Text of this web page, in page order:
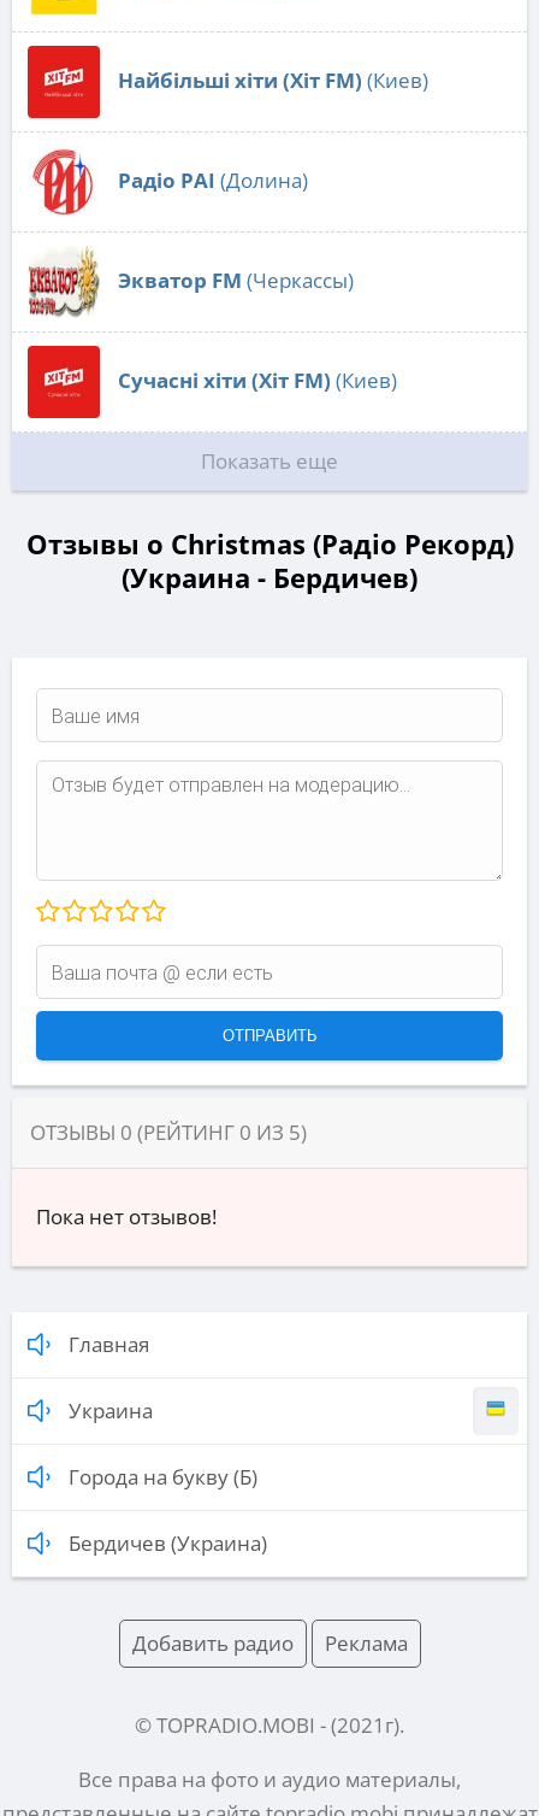
Найбільші хіти (Хіт FM) (Киев)
Радіо РАІ (Долина)
Экватор FM (Черкассы)
Сучасні хіти (Хіт FM) (Киев)
Показать еще
Отзывы о Christmas (Радіо Рекорд)
(Украина - Бердичев)
ОТЗЫВЫ 0 (РЕЙТИНГ 0 ИЗ 5)
Пока нет отзывов!
Главная
Украина
Города на букву (Б)
Бердичев (Украина)
Добавить радио Реклама
© TOPRADIO.MOBI - (2021 г).
Все права на фото и аудио материалы,